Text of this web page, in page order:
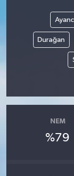
Durağan
NEM
%79
RESMİ
SAĞLIK
Türkiye